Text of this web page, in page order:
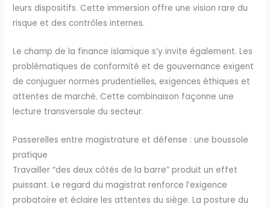
leurs dispositifs. Cette immersion offre une vision rare du
risque et des contrôles internes.
Le champ de la finance islamique s’y invite également. Les
problématiques de conformité et de gouvernance exigent
de conjuguer normes prudentielles, exigences éthiques et
attentes de marché. Cette combinaison façonne une
lecture transversale du secteur.
Passerelles entre magistrature et défense : une boussole
pratique
Travailler “des deux côtés de la barre” produit un effet
puissant. Le regard du magistrat renforce l’exigence
probatoire et éclaire les attentes du siège. La posture du